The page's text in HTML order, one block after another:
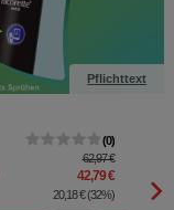
Pflichttext
0
62,97 €
42,79 €
20,18 € (32%)